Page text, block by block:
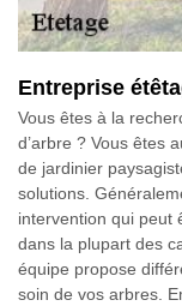
Entreprise
Vous êtes à la
d’arbre ? Vous êtes
de jardinier
solutions.
intervention qui peut
dans la plupart des
équipe propose
soin de vos arbres.